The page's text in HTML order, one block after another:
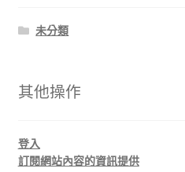
未分類
其他操作
登入
訂閱網站內容的資訊提供